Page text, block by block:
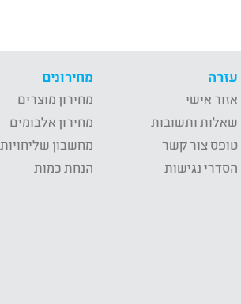
עזרה
אזור אישי
שאלות ותשובות
טופס צור קשר
הסדרי נגישות
מחירונים
מחירון מוצרים
מחירון אלבומים
מחשבון שליחויות
הנחת כמות